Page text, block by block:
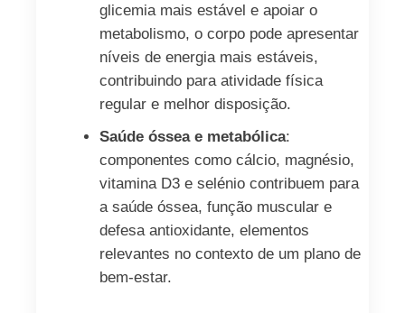
glicemia mais estável e apoiar o
metabolismo, o corpo pode apresentar
níveis de energia mais estáveis,
contribuindo para atividade física
regular e melhor disposição.
Saúde óssea e metabólica:
componentes como cálcio, magnésio,
vitamina D3 e selénio contribuem para
a saúde óssea, função muscular e
defesa antioxidante, elementos
relevantes no contexto de um plano de
bem-estar.